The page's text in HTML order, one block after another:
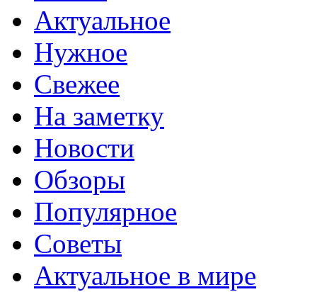
Актуальное
Нужное
Свежее
На заметку
Новости
Обзоры
Популярное
Советы
Актуальное в мире